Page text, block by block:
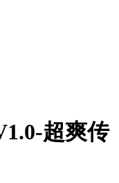
超爽传